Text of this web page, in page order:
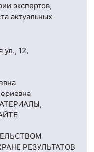
экспертов,
актуальных
ул., 12,
РЕЗУЛЬТАТОВ